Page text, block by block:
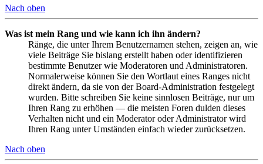
Nach oben
Was ist mein Rang und wie kann ich ihn ändern?
Ränge, die unter Ihrem Benutzernamen stehen, zeigen an, wie
viele Beiträge Sie bislang erstellt haben oder identifizieren
bestimmte Benutzer wie Moderatoren und Administratoren.
Normalerweise können Sie den Wortlaut eines Ranges nicht
direkt ändern, da sie von der Board-Administration festgelegt
wurden. Bitte schreiben Sie keine sinnlosen Beiträge, nur um
Ihren Rang zu erhöhen — die meisten Foren dulden dieses
Verhalten nicht und ein Moderator oder Administrator wird
Ihren Rang unter Umständen einfach wieder zurücksetzen.
Nach oben